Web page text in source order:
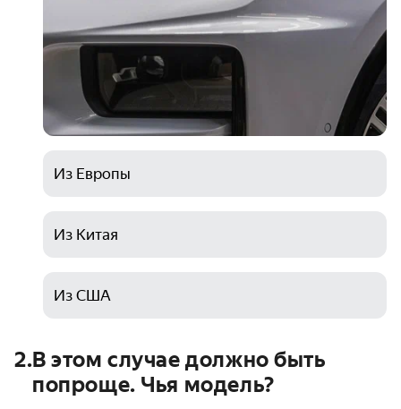
Из Европы
Из Китая
Из США
2.В этом случае должно быть
попроще. Чья модель?